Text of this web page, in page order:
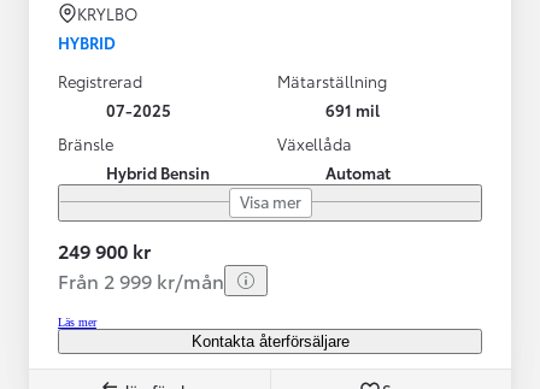
KRYLBO
HYBRID
Registrerad
07-2025
Mätarställning
691 mil
Bränsle
Hybrid Bensin
Växellåda
Automat
Visa mer
249 900 kr
Från 2 999 kr/mån
Läs mer
Kontakta återförsäljare